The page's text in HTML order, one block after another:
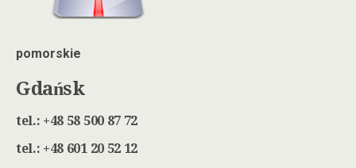
pomorskie
Gdańsk
tel.: +48 58 500 87 72
tel.: +48 601 20 52 12